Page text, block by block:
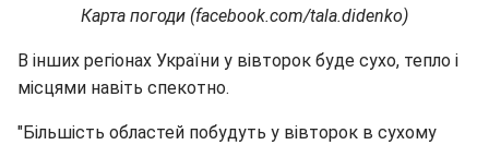
Карта погоди (facebook.com/tala.didenko)
В інших регіонах України у вівторок буде сухо, тепло і
місцями навіть спекотно.
"Більшість областей побудуть у вівторок в сухому